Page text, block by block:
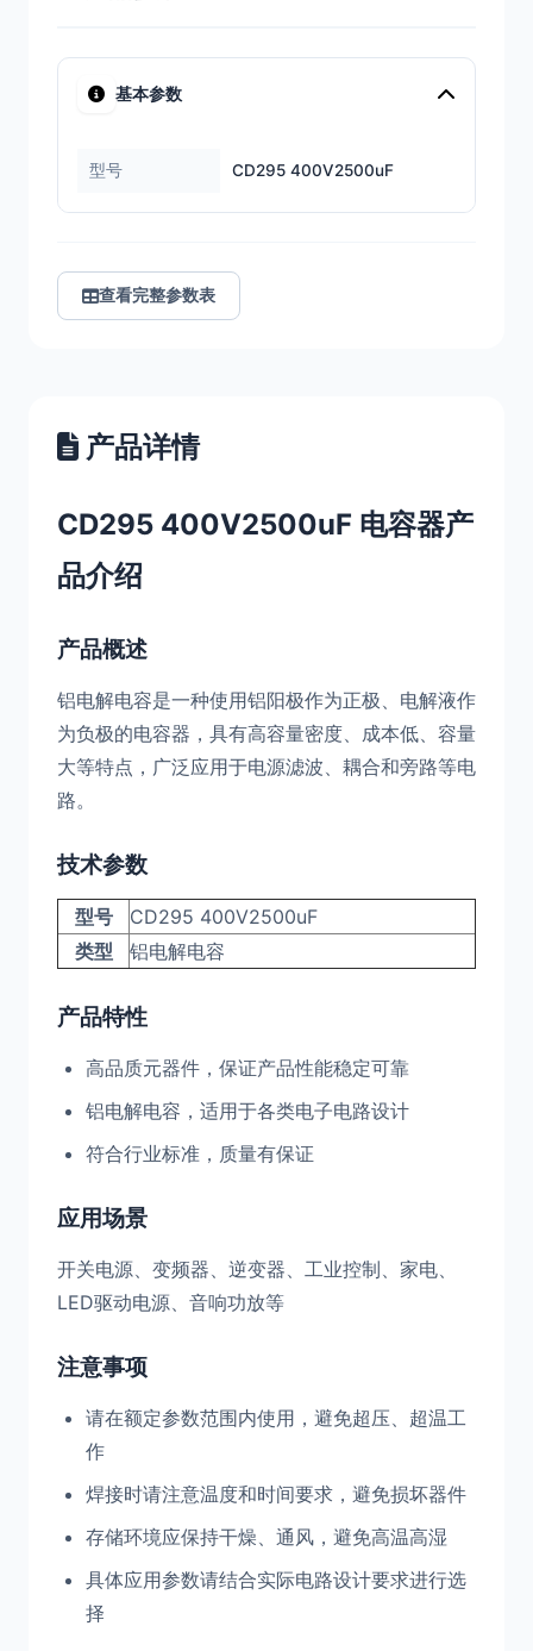
基本参数
型号 CD295 400V2500uF
查看完整参数表
产品详情
CD295 400V2500uF 电容器产
品介绍
产品概述
铝电解电容是一种使用铝阳极作为正极、电解液作
为负极的电容器，具有高容量密度、成本低、容量
大等特点，广泛应用于电源滤波、耦合和旁路等电
路。
技术参数
型号
CD295 400V2500uF
类型
铝电解电容
产品特性
高品质元器件，保证产品性能稳定可靠
铝电解电容，适用于各类电子电路设计
符合行业标准，质量有保证
应用场景
开关电源、变频器、逆变器、工业控制、家电、
LED驱动电源、音响功放等
注意事项
请在额定参数范围内使用，避免超压、超温工
作
焊接时请注意温度和时间要求，避免损坏器件
存储环境应保持干燥、通风，避免高温高湿
具体应用参数请结合实际电路设计要求进行选
择